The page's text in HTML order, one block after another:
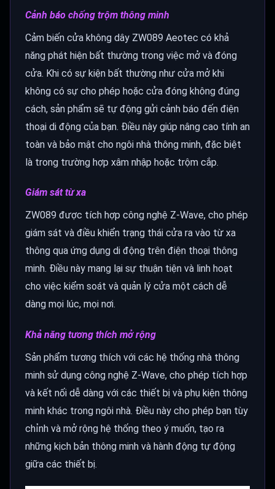
Cảnh báo chống trộm thông minh
Cảm biến cửa không dây ZW089 Aeotec có khả
năng phát hiện bất thường trong việc mở và đóng
cửa. Khi có sự kiện bất thường như cửa mở khi
không có sự cho phép hoặc cửa đóng không đúng
cách, sản phẩm sẽ tự động gửi cảnh báo đến điện
thoại di động của bạn. Điều này giúp nâng cao tính an
toàn và bảo mật cho ngôi nhà thông minh, đặc biệt
là trong trường hợp xâm nhập hoặc trộm cắp.
Giám sát từ xa
ZW089 được tích hợp công nghệ Z-Wave, cho phép
giám sát và điều khiển trạng thái cửa ra vào từ xa
thông qua ứng dụng di động trên điện thoại thông
minh. Điều này mang lại sự thuận tiện và linh hoạt
cho việc kiểm soát và quản lý cửa một cách dễ
dàng mọi lúc, mọi nơi.
Khả năng tương thích mở rộng
Sản phẩm tương thích với các hệ thống nhà thông
minh sử dụng công nghệ Z-Wave, cho phép tích hợp
và kết nối dễ dàng với các thiết bị và phụ kiện thông
minh khác trong ngôi nhà. Điều này cho phép bạn tùy
chỉnh và mở rộng hệ thống theo ý muốn, tạo ra
những kịch bản thông minh và hành động tự động
giữa các thiết bị.